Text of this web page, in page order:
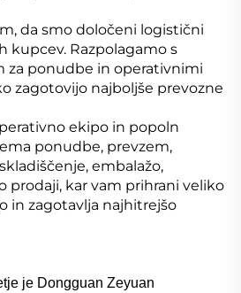
da smo določeni logistični
Razpolagamo s
za ponudbe in operativnimi
zagotovijo najboljše prevozne
ekipo in popoln
ponudbe, prevzem,
embalažo,
prodaji, kar vam prihrani veliko
in zagotavlja najhitrejšo
je Dongguan Zeyuan